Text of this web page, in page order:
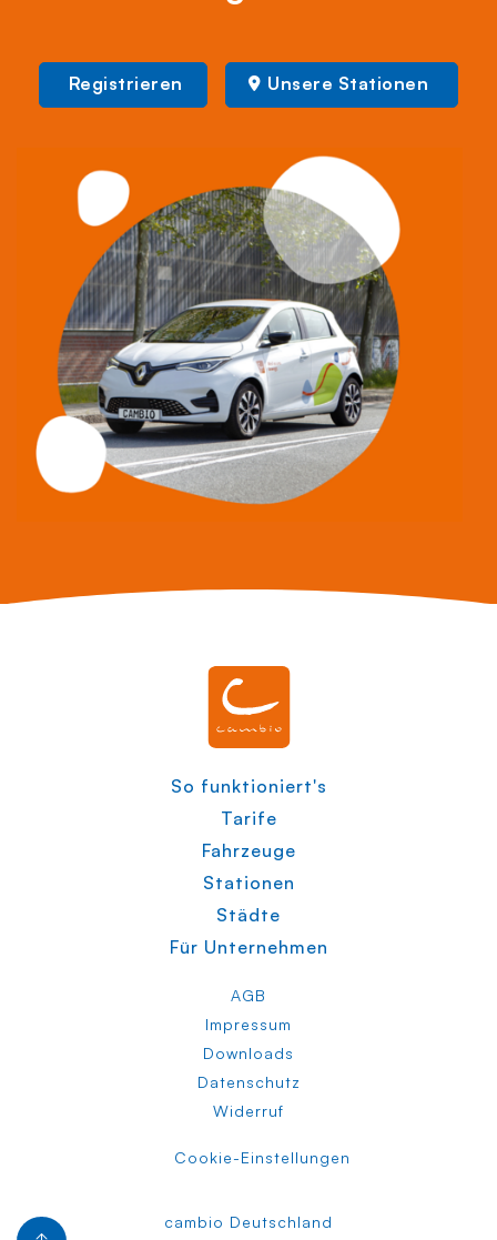
Registrieren Unsere Stationen
So funktioniert's
Tarife
Fahrzeuge
Stationen
Städte
Für Unternehmen
AGB
Impressum
Downloads
Datenschutz
Widerruf
Cookie-Einstellungen
cambio Deutschland